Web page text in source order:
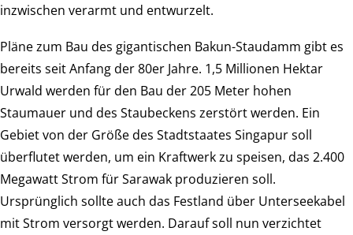
inzwischen verarmt und entwurzelt.
Pläne zum Bau des gigantischen Bakun-Staudamm gibt es
bereits seit Anfang der 80er Jahre. 1,5 Millionen Hektar
Urwald werden für den Bau der 205 Meter hohen
Staumauer und des Staubeckens zerstört werden. Ein
Gebiet von der Größe des Stadtstaates Singapur soll
überflutet werden, um ein Kraftwerk zu speisen, das 2.400
Megawatt Strom für Sarawak produzieren soll.
Ursprünglich sollte auch das Festland über Unterseekabel
mit Strom versorgt werden. Darauf soll nun verzichtet